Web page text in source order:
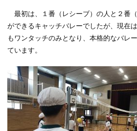
最初は、１番（レシーブ）の人と２番
ができるキャッチバレーでしたが、現在
もワンタッチのみとなり、本格的なバレ
ています。